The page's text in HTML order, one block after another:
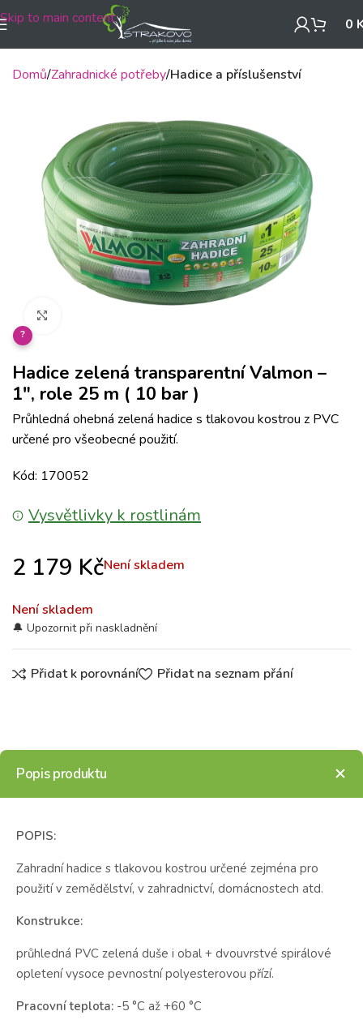
Skip to main content 0
Domů Zahradnické potřeby Hadice a příslušenství
?
Hadice zelená transparentní Valmon –
1″, role 25 m ( 10 bar )
Průhledná ohebná zelená hadice s tlakovou kostrou z PVC
určené pro všeobecné použití.
Kód: 170052
Vysvětlivky k rostlinám
2 179 KčNení skladem
Není skladem
Přidat k porovnání Přidat na seznam přání
Popis produktu
POPIS:
Zahradní hadice s tlakovou kostrou určené zejména pro
použití v zemědělství, v zahradnictví, domácnostech atd.
Konstrukce:
průhledná PVC zelená duše i obal + dvouvrstvé spirálové
opletení vysoce pevnostní polyesterovou přízí.
Pracovní teplota: -5 °C až +60 °C